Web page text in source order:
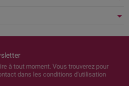
à tout moment. Vous trouverez pour
dans les conditions d'utilisation